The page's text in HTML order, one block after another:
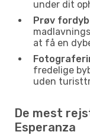
under dit
Prøv
at få en
fredelige
uden
De mest
Esperanza